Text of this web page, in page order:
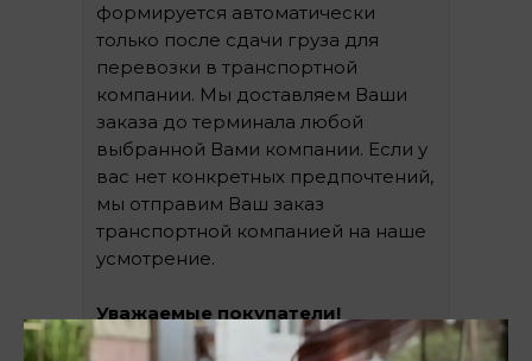
формируется автоматически
только после сдачи груза для
перевозки в транспортной
компании. Мы доставляем Ваши
заказа до терминала любой
выбранной Вами компании. Если у
вас нет конкретных предпочтений,
мы отправим Ваш заказ
транспортной компанией на наше
усмотрение.
Уважаемые покупатели!
Обращаем Ваше внимание, что